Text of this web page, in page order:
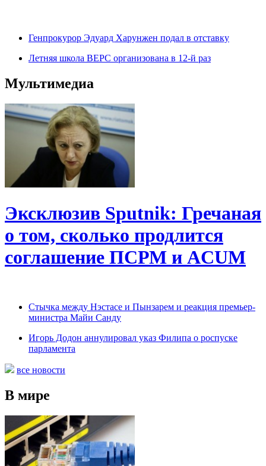
Генпрокурор Эдуард Харунжен подал в отставку
Летняя школа ВЕРС организована в 12-й раз
Мультимедиа
Эксклюзив Sputnik: Гречаная
о том, сколько продлится
соглашение ПСРМ и ACUM
Cтычка между Нэстасе и Пынзарем и реакция премьер-
министра Майи Санду
Игорь Додон аннулировал указ Филипа о роспуске
парламента
все новости
В мире